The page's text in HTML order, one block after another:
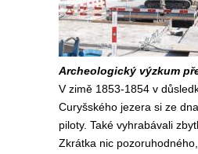
Archeologický výzkum
V zimě 1853-1854 v
Curyšského jezera si ze
piloty. Také vyhrabávali
Zkrátka nic